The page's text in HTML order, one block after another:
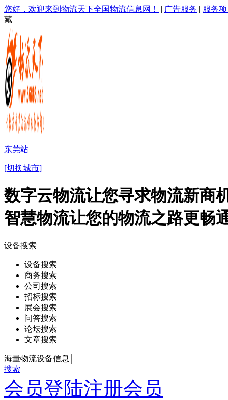
您好，欢迎来到物流天下全国物流信息网！ | 广告服务 | 服务
藏
东莞站
[切换城市]
数字云物流让您寻求物流新商
智慧物流让您的物流之路更畅
设备搜索
设备搜索
商务搜索
公司搜索
招标搜索
展会搜索
问答搜索
论坛搜索
文章搜索
海量物流设备信息
搜索
会员登陆注册会员